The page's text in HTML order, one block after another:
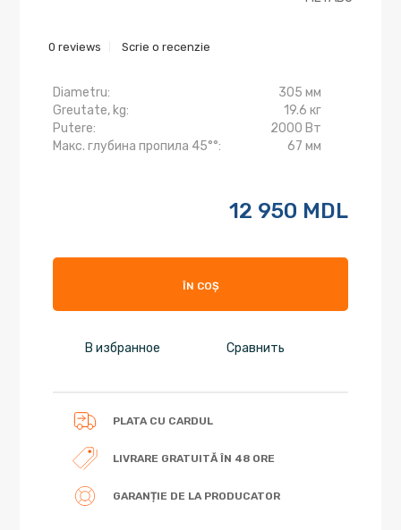
0 reviews Scrie o recenzie
Diametru:
305 мм
Greutate, kg:
19.6 кг
Putere:
2000 Вт
Макс. глубина пропила 45°°:
67 мм
12 950 MDL
В избранное Сравнить
ÎN COȘ
PLATA CU CARDUL
LIVRARE GRATUITĂ ÎN 48 ORE
GARANȚIE DE LA PRODUCATOR